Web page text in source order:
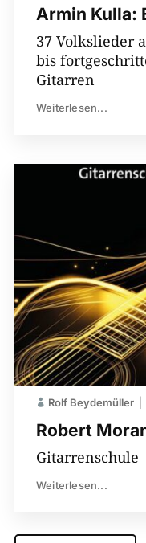
Armin Kulla:
37 Volkslieder
bis
Gitarren
Weiterlesen...
Robert
Rolf Beydemüller
Gitarrenschule
Weiterlesen...